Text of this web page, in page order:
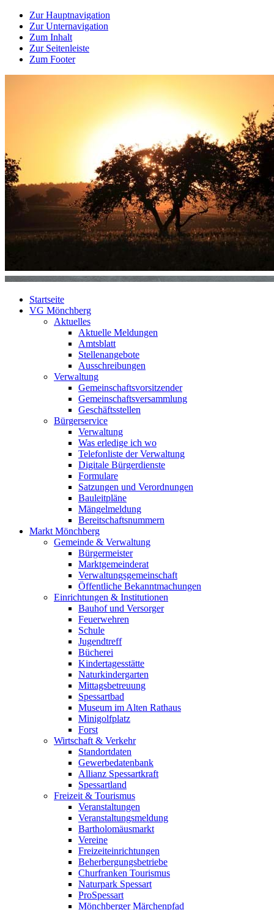
Zur Hauptnavigation
Zur Unternavigation
Zum Inhalt
Zur Seitenleiste
Zum Footer
Startseite
VG Mönchberg
Aktuelles
Aktuelle Meldungen
Amtsblatt
Stellenangebote
Ausschreibungen
Verwaltung
Gemeinschaftsvorsitzender
Gemeinschaftsversammlung
Geschäftsstellen
Bürgerservice
Verwaltung
Was erledige ich wo
Telefonliste der Verwaltung
Digitale Bürgerdienste
Formulare
Satzungen und Verordnungen
Bauleitpläne
Mängelmeldung
Bereitschaftsnummern
Markt Mönchberg
Gemeinde & Verwaltung
Bürgermeister
Marktgemeinderat
Verwaltungsgemeinschaft
Öffentliche Bekanntmachungen
Einrichtungen & Institutionen
Bauhof und Versorger
Feuerwehren
Schule
Jugendtreff
Bücherei
Kindertagesstätte
Naturkindergarten
Mittagsbetreuung
Spessartbad
Museum im Alten Rathaus
Minigolfplatz
Forst
Wirtschaft & Verkehr
Standortdaten
Gewerbedatenbank
Allianz Spessartkraft
Spessartland
Freizeit & Tourismus
Veranstaltungen
Veranstaltungsmeldung
Bartholomäusmarkt
Vereine
Freizeiteinrichtungen
Beherbergungsbetriebe
Churfranken Tourismus
Naturpark Spessart
ProSpessart
Mönchberger Märchenpfad